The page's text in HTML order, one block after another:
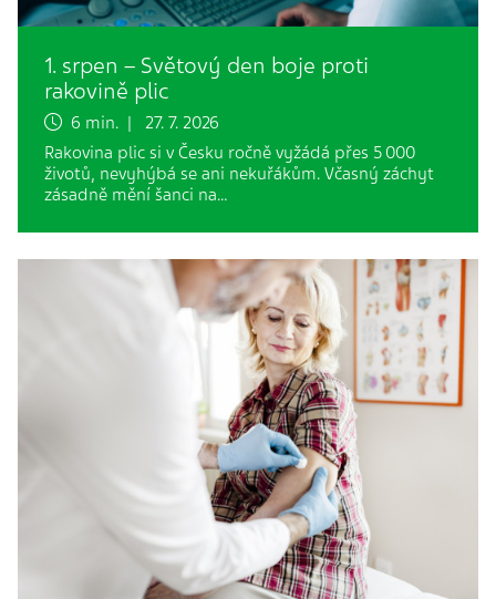
1. srpen – Světový den boje proti
rakovině plic
6 min. | 27. 7. 2026
Rakovina plic si v Česku ročně vyžádá přes 5 000
životů, nevyhýbá se ani nekuřákům. Včasný záchyt
zásadně mění šanci na…